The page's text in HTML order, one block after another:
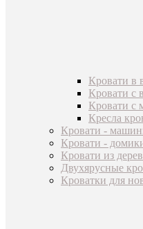
Кровати в
Кровати с
Кровати с
Кресла
Кровати -
Кровати -
Кровати из
Двухярусные
Кроватки для